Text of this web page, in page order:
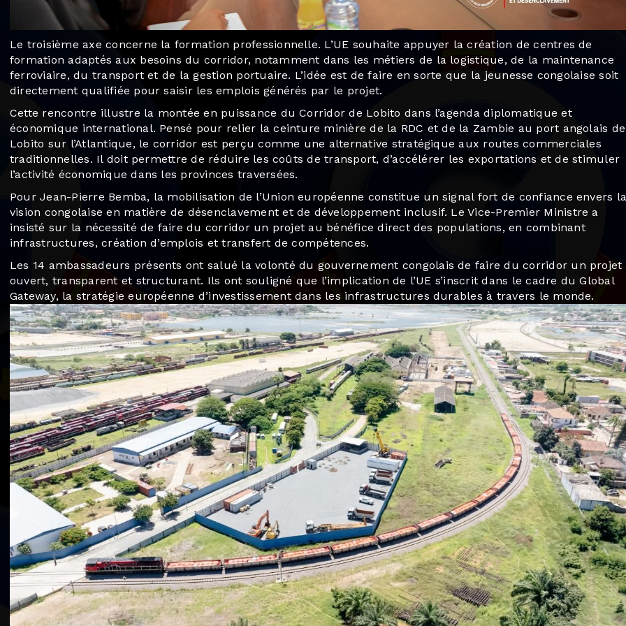
Le troisième axe concerne la formation professionnelle. L’UE souhaite appuyer la création de centres de
formation adaptés aux besoins du corridor, notamment dans les métiers de la logistique, de la maintenance
ferroviaire, du transport et de la gestion portuaire. L’idée est de faire en sorte que la jeunesse congolaise soit
directement qualifiée pour saisir les emplois générés par le projet.
Cette rencontre illustre la montée en puissance du Corridor de Lobito dans l’agenda diplomatique et
économique international. Pensé pour relier la ceinture minière de la RDC et de la Zambie au port angolais de
Lobito sur l’Atlantique, le corridor est perçu comme une alternative stratégique aux routes commerciales
traditionnelles. Il doit permettre de réduire les coûts de transport, d’accélérer les exportations et de stimuler
l’activité économique dans les provinces traversées.
Pour Jean-Pierre Bemba, la mobilisation de l’Union européenne constitue un signal fort de confiance envers
vision congolaise en matière de désenclavement et de développement inclusif. Le Vice-Premier Ministre a
insisté sur la nécessité de faire du corridor un projet au bénéfice direct des populations, en combinant
infrastructures, création d’emplois et transfert de compétences.
Les 14 ambassadeurs présents ont salué la volonté du gouvernement congolais de faire du corridor un projet
ouvert, transparent et structurant. Ils ont souligné que l’implication de l’UE s’inscrit dans le cadre du Global
Gateway, la stratégie européenne d’investissement dans les infrastructures durables à travers le monde.